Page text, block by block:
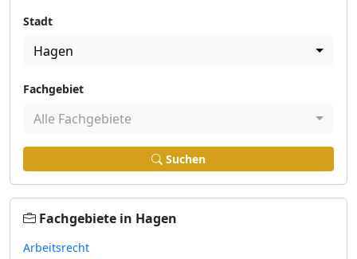
Stadt
Hagen
Fachgebiet
Alle Fachgebiete
Suchen
Fachgebiete in Hagen
Arbeitsrecht